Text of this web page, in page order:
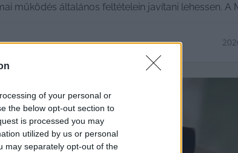
of your personal or
the below opt-out section to
is processed you may
utilized by us or personal
may separately opt-out of the
működés általános feltételein javítani lehessen. A